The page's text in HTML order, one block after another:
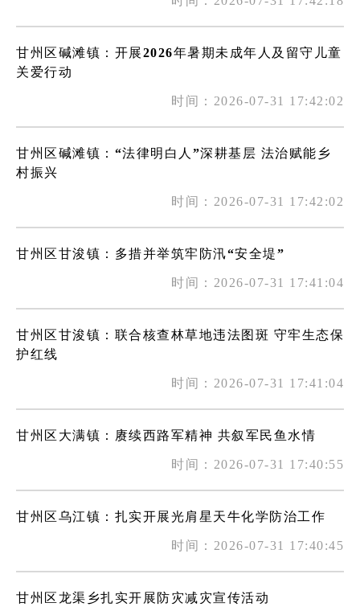
甘州区碱滩镇：开展2026年暑期未成年人及留守儿童
关爱行动
时间：2026-07-31 17:42:02
甘州区碱滩镇：“法律明白人”深耕基层 法治赋能乡
村振兴
时间：2026-07-31 17:42:02
甘州区甘浚镇：多措并举筑牢防汛“安全堤”
时间：2026-07-31 17:41:04
甘州区甘浚镇：联合核查林草地违法图斑 守牢生态保
护红线
时间：2026-07-31 17:41:04
甘州区大满镇：赓续西路军精神 共叙军民鱼水情
时间：2026-07-31 17:40:55
甘州区乌江镇：扎实开展光肩星天牛化学防治工作
时间：2026-07-31 17:40:45
甘州区龙渠乡扎实开展防灾减灾宣传活动